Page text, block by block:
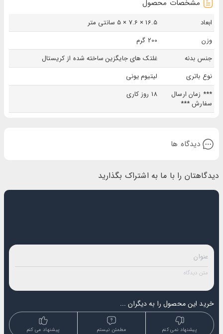
مشخصات محصول
ابعاد
16.5 × 7.6 × 5 سانتی متر
وزن
200 گرم
جنس بدنه
غلتک های جایگزین ساخته شده از کریستال
نوع باتری
لیتیوم یونی
*** زمان ارسال
سفارش ***
18 روز کاری
دیدگاه ها
دیدگاهتان را با ما به اشتراک بگذارید
خرید این محصول را به دیگران ...
پیشنهاد می کنم مطمئن نیستم پیشنهاد نمی کنم